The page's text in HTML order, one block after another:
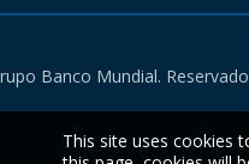
Banco Mundial.
This site uses cookies